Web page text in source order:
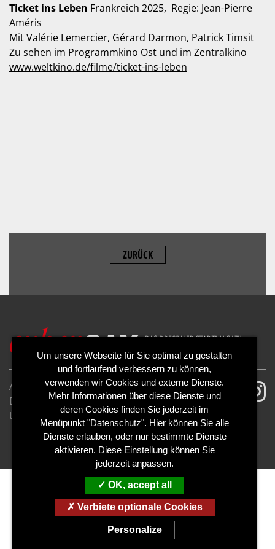
Ticket ins Leben Frankreich 2025, Regie: Jean-Pierre
Améris
Mit Valérie Lemercier, Gérard Darmon, Patrick Timsit
Zu sehen im Programmkino Ost und im Zentralkino
www.weltkino.de/filme/ticket-ins-leben
ZURÜCK
AGB
Impressum
Datenschutzerklärung
Cookies
Über uns
Kontakt
Mediadaten
Abo kündigen
Abo widerrufen
Um unsere Webseite für Sie optimal zu gestalten
und fortlaufend verbessern zu können,
verwenden wir Cookies und externe Dienste.
Mehr Informationen über diese Dienste und
deren Cookies finden Sie jederzeit im
Menüpunkt "Datenschutz". Hier können Sie alle
Dienste erlauben, oder nur bestimmte Dienste
aktivieren. Diese Einstellung können Sie
jederzeit anpassen.
OK, accept all
Verbiete optionale Cookies
Personalize